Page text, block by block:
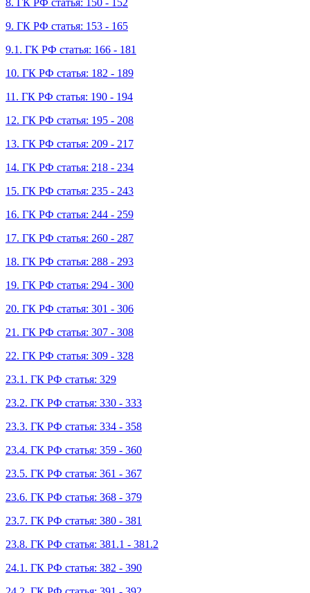
8. ГК РФ статья: 150 - 152
9. ГК РФ статья: 153 - 165
9.1. ГК РФ статья: 166 - 181
10. ГК РФ статья: 182 - 189
11. ГК РФ статья: 190 - 194
12. ГК РФ статья: 195 - 208
13. ГК РФ статья: 209 - 217
14. ГК РФ статья: 218 - 234
15. ГК РФ статья: 235 - 243
16. ГК РФ статья: 244 - 259
17. ГК РФ статья: 260 - 287
18. ГК РФ статья: 288 - 293
19. ГК РФ статья: 294 - 300
20. ГК РФ статья: 301 - 306
21. ГК РФ статья: 307 - 308
22. ГК РФ статья: 309 - 328
23.1. ГК РФ статья: 329
23.2. ГК РФ статья: 330 - 333
23.3. ГК РФ статья: 334 - 358
23.4. ГК РФ статья: 359 - 360
23.5. ГК РФ статья: 361 - 367
23.6. ГК РФ статья: 368 - 379
23.7. ГК РФ статья: 380 - 381
23.8. ГК РФ статья: 381.1 - 381.2
24.1. ГК РФ статья: 382 - 390